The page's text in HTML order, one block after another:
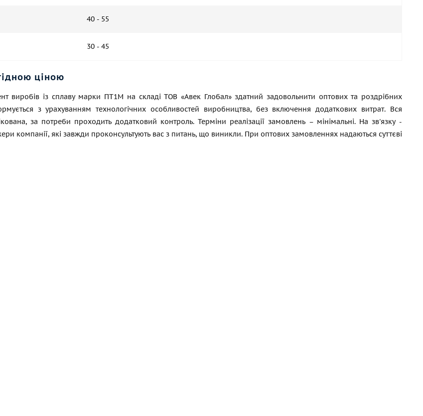
40 - 55
30 - 45
ціною
виробів із сплаву марки ПТ1М на складі ТОВ «Авек Глобал» здатний задовольнити оптових та роздрібних
з урахуванням технологічних особливостей виробництва, без включення додаткових витрат. Вся
за потреби проходить додатковий контроль. Терміни реалізації замовлень – мінімальні. На зв'язку -
компанії, які завжди проконсультують вас з питань, що виникли. При оптових замовленнях надаються суттєві